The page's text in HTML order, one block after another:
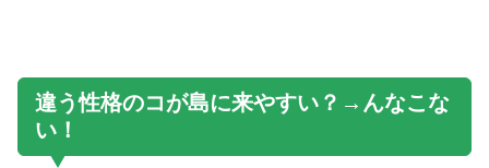
違う性格のコが島に来やすい？→んなこな
い！